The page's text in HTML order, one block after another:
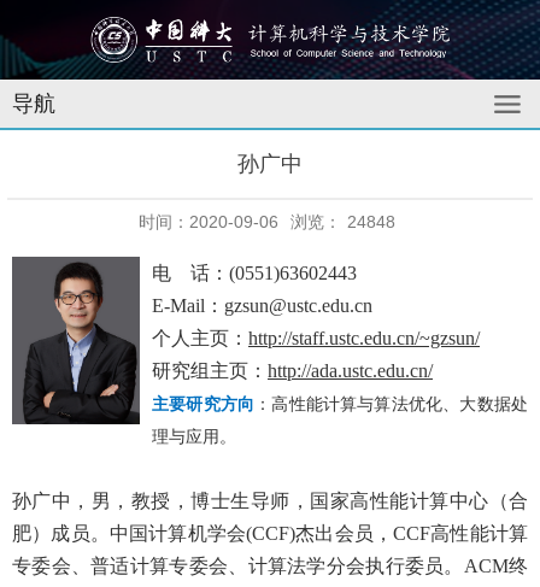
导航
孙广中
时间：2020-09-06 浏览： 24848
电 话：(0551)63602443
E-Mail：gzsun@ustc.edu.cn
个人主页： http://staff.ustc.edu.cn/~gzsun/
研究组主页： http://ada.ustc.edu.cn/
主要研究方向 ：高性能计算与算法优化、大数据处
理与应用。
孙广中，男，教授，博士生导师，国家高性能计算中心（合
肥）成员。中国计算机学会(CCF)杰出会员，CCF高性能计算
专委会、普适计算专委会、计算法学分会执行委员。 ACM终